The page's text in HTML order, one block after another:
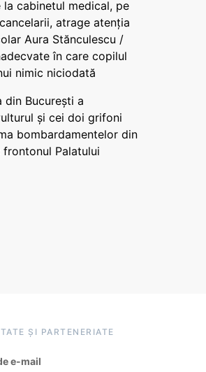
cabinetul medical, pe
atrage atenția
Aura Stănculescu /
în care copilul
nimic niciodată
din București a
și cei doi grifoni
bombardamentelor din
frontonul Palatului
ȘI PARTENERIATE
e-mail